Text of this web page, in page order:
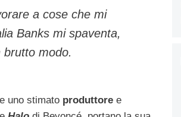
a cose che mi
Banks mi spaventa,
modo.
uno stimato produttore e